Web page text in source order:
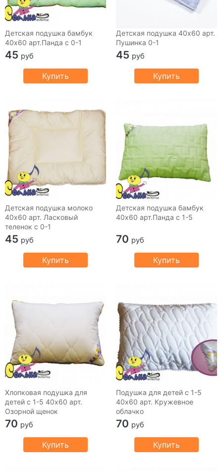
Детская подушка бамбук
40х60 арт.Панда с 0-1
45 руб
Купить
Детская подушка 40х60 арт.
Пушинка 0-1
45 руб
Купить
Детская подушка молоко
40х60 арт. Ласковый
теленок с 0-1
45 руб
Купить
Детская подушка бамбук
40х60 арт.Панда с 1-5
70 руб
Купить
Хлопковая подушка для
детей с 1-5 40х60 арт.
Озорной щенок
70 руб
Купить
Подушка для детей с 1-5
40х60 арт. Кружевное
облачко
70 руб
Купить